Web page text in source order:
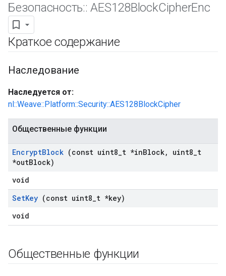
Безопасность:: AES128BlockCipherEnc
Краткое содержание
Наследование
Наследуется от:
nl::Weave::Platform::Security::AES128BlockCipher
Общественные функции
EncryptBlock (const uint8 t *inBlock, uint8 t
*outBlock)
void
SetKey (const uint8 t *key)
void
Общественные функции